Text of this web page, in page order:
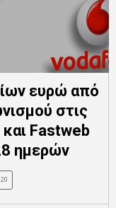
ευρώ από
στις
Fastweb
ημερών